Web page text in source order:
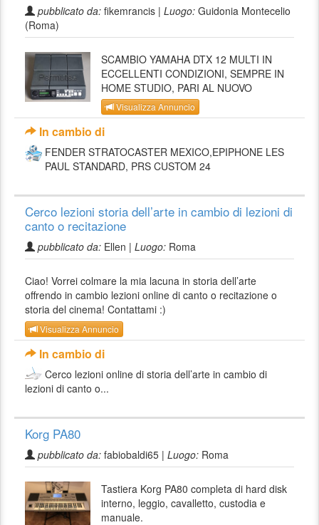
pubblicato da: fikemrancis | Luogo: Guidonia Montecelio
(Roma)
SCAMBIO YAMAHA DTX 12 MULTI IN
ECCELLENTI CONDIZIONI, SEMPRE IN
HOME STUDIO, PARI AL NUOVO
Visualizza Annuncio
In cambio di
FENDER STRATOCASTER MEXICO,EPIPHONE LES
PAUL STANDARD, PRS CUSTOM 24
Cerco lezioni storia dell’arte in cambio di lezioni di
canto o recitazione
pubblicato da: Ellen | Luogo: Roma
Ciao! Vorrei colmare la mia lacuna in storia dell’arte
offrendo in cambio lezioni online di canto o recitazione o
storia del cinema! Contattami :)
Visualizza Annuncio
In cambio di
Cerco lezioni online di storia dell’arte in cambio di
lezioni di canto o...
Korg PA80
pubblicato da: fabiobaldi65 | Luogo: Roma
Tastiera Korg PA80 completa di hard disk
interno, leggio, cavalletto, custodia e
manuale.